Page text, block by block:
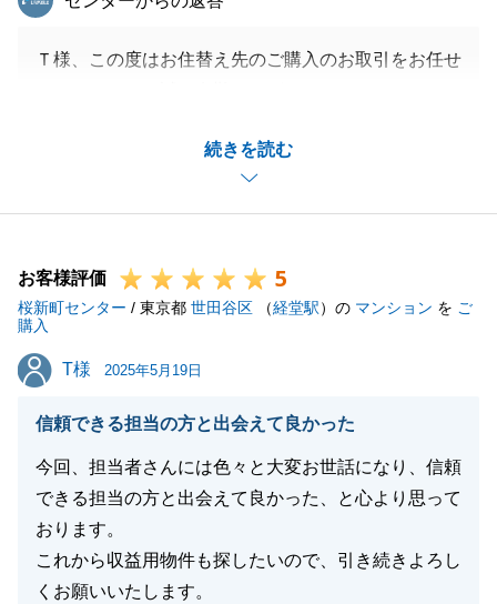
続きを読む
Ｔ様、この度はお住替え先のご購入のお取引をお任せ
見、ご契約、住宅ローンのお手続き、お引渡し手続き
をいただいたことにつきまして、ご心配・ご負担をお
掛けすることも多かったことと存じます。
ご協力が無ければ、最適なお住み替えが実現しなかっ
たと存じますので、深く御礼申し上げます。
_また、ご親族様やお知り合いの方々の不動産に関す
るご相談事などがございましたら、お気軽にお申し付
_お住替え先の近くに伺った際には、ご挨拶でお伺い
させていただくこともあるかもしれませんが、今後と
も何卒宜しくお願い申し上げます。
お客様評価 5
桜新町センター / 東京都 世田谷区 （経堂駅）の マンション を ご
購入
T様
T様 2025年5月19日
信頼できる担当の方と出会えて良かった
今回、担当者さんには色々と大変お世話になり、信頼
できる担当の方と出会えて良かった、と心より思って
おります。
これから収益用物件も探したいので、引き続きよろし
くお願いいたします。